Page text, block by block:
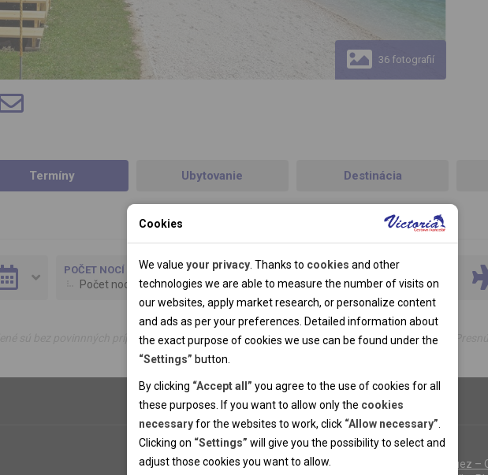
36 fotografií
Termíny Ubytovanie Destinácia
POČET NOCÍ
Počet nocí
DOPRAVA
Autobus, Vlastná preprava
sú bez povinnných príplatkov za osobu pri obsadení požadovaného počtu pevných lôžok.
Albánsko
Francúzsko Alpe d'Huez –
Cookies
We value your privacy . Thanks to cookies and other
technologies we are able to measure the number of visits on
our websites, apply market research, or personalize content
and ads as per your preferences. Detailed information about
the exact purpose of cookies we use can be found under the
“Settings” button.
By clicking “Accept all” you agree to the use of cookies for all
these purposes. If you want to allow only the cookies
necessaryfor the websites to work, click “Allow necessary”
Clicking on “Settings” will give you the possibility to select and
adjust those cookies you want to allow.
Technical cookies help the websites to work properly by
allowing basic functionalities like navigation and access to the
secured sections of the websites. The websites cannot work
properly without these cookies.
Analytical cookies
Thanks to the analytical cookies we are able to measure visits
of the websites, sources of visits, ads performance and their
reach. Data collected this way is processed anonymously
without any link to a specific user. Without your consent for
Personal cookies
Personal cookies allow us adjust the websites' content per
your specific needs and preferencies. Denying the use of
Marketing cookies